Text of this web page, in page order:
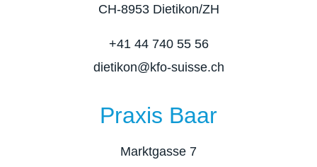
CH-8953 Dietikon/ZH
+41 44 740 55 56
dietikon@kfo-suisse.ch
Praxis Baar
Marktgasse 7